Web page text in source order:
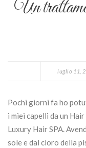
Un
luglio 11,
Pochi giorni fa ho
i miei capelli da un
Luxury Hair SPA.
sole e dal cloro della